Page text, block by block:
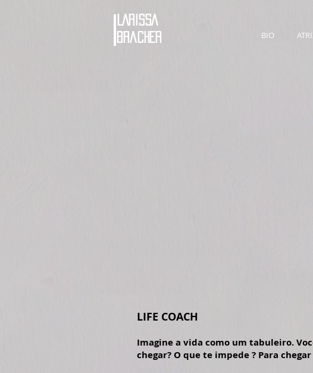
LARISSA
bracher
BIO
LIFE COACH
Imagine a vida como um tabuleiro.
chegar? O que te impede ? Para